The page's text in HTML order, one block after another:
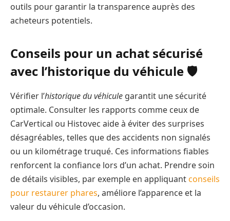
outils pour garantir la transparence auprès des
acheteurs potentiels.
Conseils pour un achat sécurisé
avec l’historique du véhicule 🛡️
Vérifier l’historique du véhicule garantit une sécurité
optimale. Consulter les rapports comme ceux de
CarVertical ou Histovec aide à éviter des surprises
désagréables, telles que des accidents non signalés
ou un kilométrage truqué. Ces informations fiables
renforcent la confiance lors d’un achat. Prendre soin
de détails visibles, par exemple en appliquantconseils
pour restaurer phares, améliore l’apparence et la
valeur du véhicule d’occasion.